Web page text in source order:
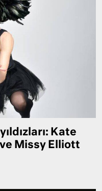
Kate
Missy Elliott